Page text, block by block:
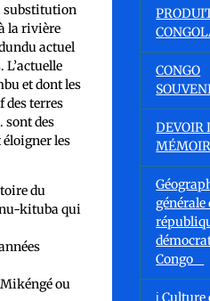
substitution
la rivière
actuel
et dont les
des terres
sont des
les
du
kituba qui
ou
CONGO
DEVOIR
générale
Congo
ℹ️